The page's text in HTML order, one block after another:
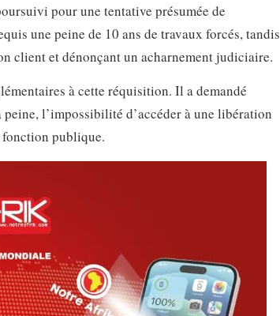
pour une tentative présumée de
une peine de 10 ans de travaux forcés, tandis
client et dénonçant un acharnement judiciaire.
à cette réquisition. Il a demandé
l’impossibilité d’accéder à une libération
publique.